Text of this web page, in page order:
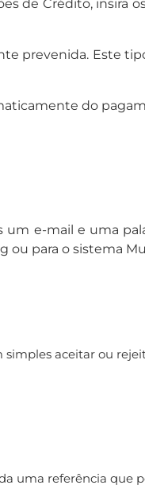
de Crédito, insira
prevenida. Este
do
e-mail e uma
ou para o sistema
simples aceitar ou
uma referência que